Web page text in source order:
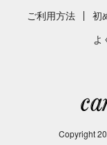
発表会
新沢としひこ
採用情報
サイトマップ
ご利用方法 初
よ
Copyright